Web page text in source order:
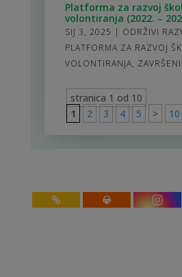
Platforma za razvoj
volontiranja (2022. –
SIJ 3, 2025 | ODRŽIVI
PLATFORMA ZA RAZVOJ
VOLONTIRANJA,
stranica 1 od 10
1
2 3 4 5 > 10